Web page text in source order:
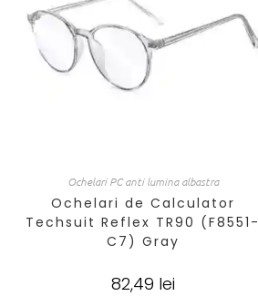
Ochelari PC anti lumina albastra
Ochelari de Calculator
Techsuit Reflex TR90 (F8551-
C7) Gray
82,49 lei